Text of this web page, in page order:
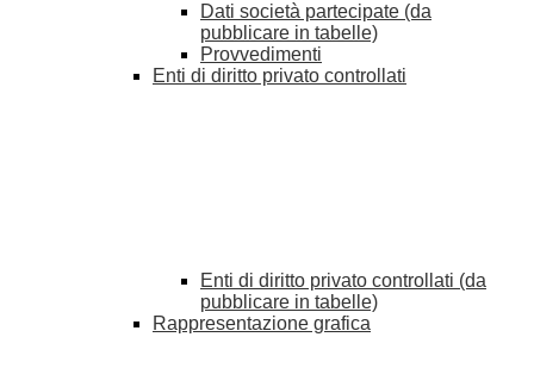
Dati società partecipate (da
pubblicare in tabelle)
Provvedimenti
Enti di diritto privato controllati
Enti di diritto privato controllati (da
pubblicare in tabelle)
Rappresentazione grafica